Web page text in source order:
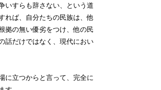
いすらも辞さない、という道
れば、自分たちの民族は、他
拠の無い優劣をつけ、他の民
話だけではなく、現代におい
に立つからと言って、完全に